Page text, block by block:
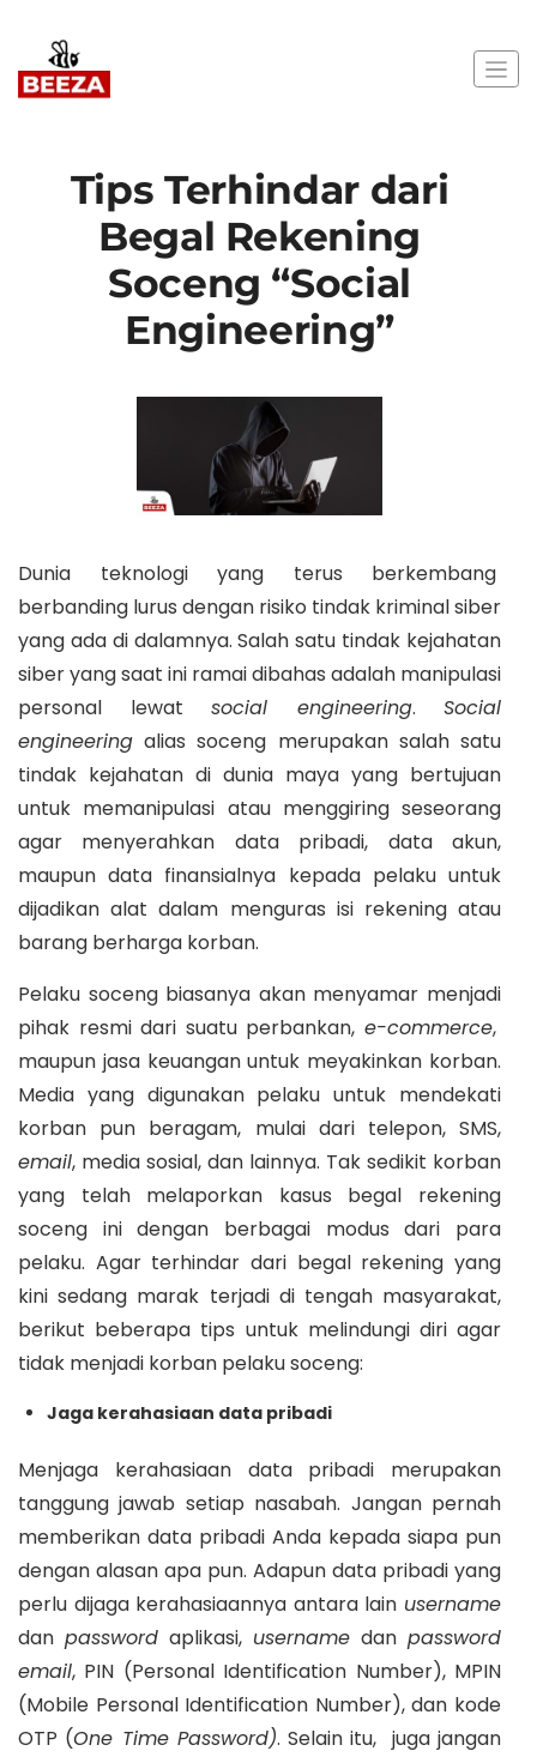
Tips Terhindar dari
Begal Rekening
Soceng “Social
Engineering”
Dunia teknologi yang terus berkembang
berbanding lurus dengan risiko tindak kriminal siber
yang ada di dalamnya. Salah satu tindak kejahatan
siber yang saat ini ramai dibahas adalah manipulasi
personal lewat social engineering. Social
engineering alias soceng merupakan salah satu
tindak kejahatan di dunia maya yang bertujuan
untuk memanipulasi atau menggiring seseorang
agar menyerahkan data pribadi, data akun,
maupun data finansialnya kepada pelaku untuk
dijadikan alat dalam menguras isi rekening atau
barang berharga korban.
Pelaku soceng biasanya akan menyamar menjadi
pihak resmi dari suatu perbankan, e-commerce,
maupun jasa keuangan untuk meyakinkan korban.
Media yang digunakan pelaku untuk mendekati
korban pun beragam, mulai dari telepon, SMS,
email, media sosial, dan lainnya. Tak sedikit korban
yang telah melaporkan kasus begal rekening
soceng ini dengan berbagai modus dari para
pelaku. Agar terhindar dari begal rekening yang
kini sedang marak terjadi di tengah masyarakat,
berikut beberapa tips untuk melindungi diri agar
tidak menjadi korban pelaku soceng:
Jaga kerahasiaan data pribadi
Menjaga kerahasiaan data pribadi merupakan
tanggung jawab setiap nasabah. Jangan pernah
memberikan data pribadi Anda kepada siapa pun
dengan alasan apa pun. Adapun data pribadi yang
perlu dijaga kerahasiaannya antara lain username
dan password aplikasi, username dan password
email, PIN (Personal Identification Number), MPIN
(Mobile Personal Identification Number), dan kode
OTP (One Time Password). Selain itu, juga jangan